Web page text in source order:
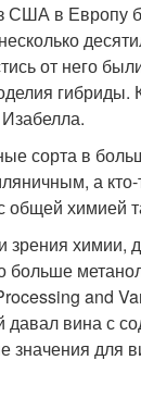
США в Европу
от него
гибриды.
сорта в
а
общей химией
зрения химии,
больше
and
вина с
значения для